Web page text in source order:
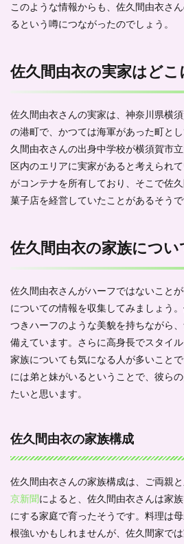
このような情報からも、佐久間由衣さ
るという噂につながったのでしょう。
佐久間由衣の実家はどこ
佐久間由衣さんの実家は、神奈川県横
の港町で、かつては海軍があった町と
久間由衣さんの出身中学校が横須賀市
区内のエリアに実家があると考えられ
がコンテナを所有しており、そこで佐
菓子店を経営していたことがあるそうで
佐久間由衣の家族につい
佐久間由衣さんがハーフではないこと
についての情報を収集してみましょう
つきハーフのような美貌を持ちながら
備えています。さらに高身長でスタイ
家族についても気になる人が多いこと
には弟と妹がいるということで、彼ら
たいと思います。
佐久間由衣の家族構成
佐久間由衣さんの家族構成は、ご両親
京新聞 によると、佐久間由衣さんは家
にする家庭で育ったそうです。料理は
根強いかもしれませんが、佐久間家で